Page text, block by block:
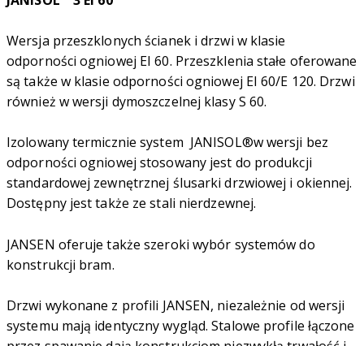
Wersja przeszklonych ścianek i drzwi w klasie
odporności ogniowej EI 60. Przeszklenia stałe oferowane
są także w klasie odporności ogniowej EI 60/E 120. Drzwi
również w wersji dymoszczelnej klasy S 60.
Izolowany termicznie system JANISOL®w wersji bez
odporności ogniowej stosowany jest do produkcji
standardowej zewnętrznej ślusarki drzwiowej i okiennej.
Dostępny jest także ze stali nierdzewnej.
JANSEN oferuje także szeroki wybór systemów do
konstrukcji bram.
Drzwi wykonane z profili JANSEN, niezależnie od wersji
systemu mają identyczny wygląd. Stalowe profile łączone